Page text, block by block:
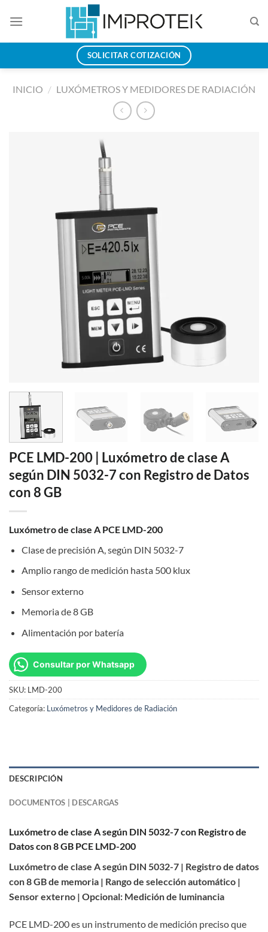
SOLICITAR COTIZACIÓN
INICIO / LUXÓMETROS Y MEDIDORES DE RADIACIÓN
PCE LMD-200 | Luxómetro de clase A
según DIN 5032-7 con Registro de Datos
con 8 GB
Luxómetro de clase A PCE LMD-200
Clase de precisión A, según DIN 5032-7
Amplio rango de medición hasta 500 klux
Sensor externo
Memoria de 8 GB
Alimentación por batería
Consultar por Whatsapp
SKU: LMD-200
Categoría: Luxómetros y Medidores de Radiación
DESCRIPCIÓN
DOCUMENTOS | DESCARGAS
Luxómetro de clase A según DIN 5032-7 con Registro de
Datos con 8 GB PCE LMD-200
Luxómetro de clase A según DIN 5032-7 | Registro de datos
con 8 GB de memoria | Rango de selección automático |
Sensor externo | Opcional: Medición de luminancia
PCE LMD-200 es un instrumento de medición preciso que